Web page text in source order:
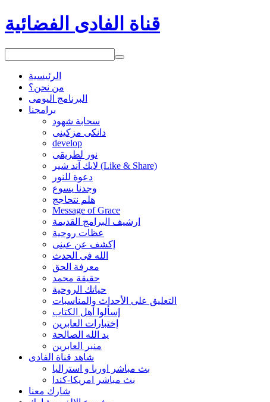
قناة الفادى الفضائية
الرئيسية
من نحن؟
البرنامج اليومى
برامجنا
سحابة شهود
دانكى مزكينى
develop
نور لطريقى
لايك آند شير (Like & Share)
دعوة للنور
وجدنا يسوع
هلم نتحاجج
Message of Grace
ارشيف البرامج القديمة
عظات روحية
إكشف عن عينى
الله فى الحدث
معرفة الحق
حقيقة محمد
حياتك الروحية
التعليق على الأحداث والمناسبات
إسألوا أهل الكتاب
إختبارات العابرين
يد الله الصالحة
منبر العابرين
شاهد قناة الفادى
بث مباشر اوربا و استراليا
بث مباشر امريكا-كندا
شارك معنا